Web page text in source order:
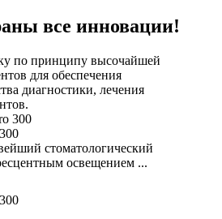
все инновации!
по принципу высочайшей
для обеспечения
диагностики, лечения
стоматологический
освещением ...